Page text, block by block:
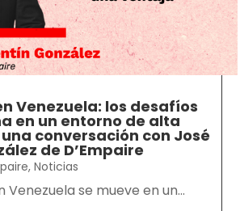
Venezuela: los desafíos
en un entorno de alta
conversación con José
de D’Empaire
,Noticias
Venezuela se mueve en un...